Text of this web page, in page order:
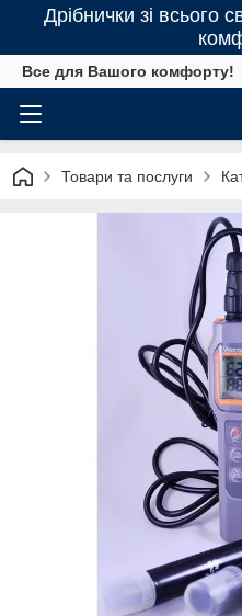
Дрібнички зі всього
Все для Вашого комфорту!
Товари та послуги